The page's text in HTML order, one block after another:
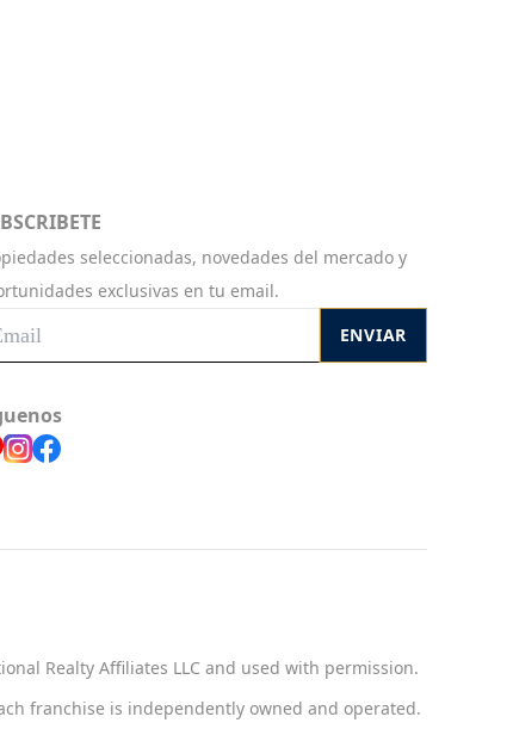
seleccionadas, novedades del mercado y
exclusivas en tu email.
ENVIAR
Realty Affiliates LLC and used with permission.
franchise is independently owned and operated.